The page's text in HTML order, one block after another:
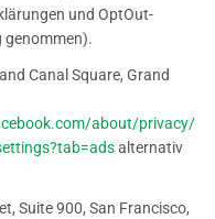
und OptOut-
genommen).
Canal Square, Grand
about/privacy/
alternativ
Suite 900, San Francisco,